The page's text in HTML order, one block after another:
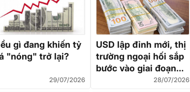
gì đang khiến tỷ
"nóng" trở lại?
29/07/2026
USD lập đỉnh mới, thị
trường ngoại hối sắp
bước vào giai đoạn
28/07/2026